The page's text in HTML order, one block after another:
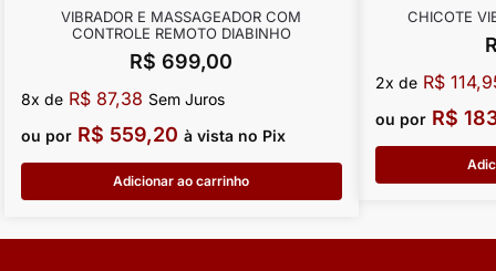
VIBRADOR E MASSAGEADOR COM
CONTROLE REMOTO DIABINHO
R$ 699,00
8x de R$87,38 Sem Juros
ou por R$ 559,20 à vista no Pix
Adicionar ao carrinho
CHICOTE
2x de R$
ou por R$